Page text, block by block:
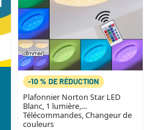
-10 % DE RÉDUCTION
Plafonnier Norton Star LED
Blanc, 1 lumière,
Télécommandes, Changeur de
couleurs